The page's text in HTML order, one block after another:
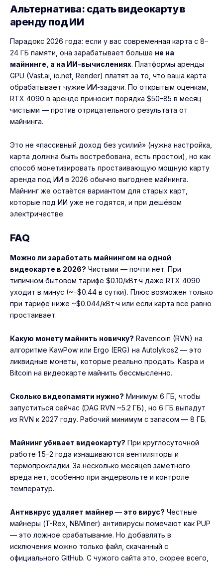
Альтернатива: сдать видеокарту в
аренду под ИИ
Парадокс 2026 года: если у вас современная карта с 8–
24 ГБ памяти, она зарабатывает больше не на
майнинге, а на ИИ-вычислениях. Платформы аренды
GPU (Vast.ai, io.net, Render) платят за то, что ваша карта
обрабатывает чужие ИИ-задачи. По открытым оценкам,
RTX 4090 в аренде приносит порядка $50–85 в месяц
чистыми — против отрицательного результата от
майнинга.
Это не «пассивный доход без усилий» (нужна настройка,
карта должна быть востребована, есть простои), но как
способ монетизировать простаивающую мощную карту
аренда под ИИ в 2026 обычно выгоднее майнинга.
Майнинг же остаётся вариантом для старых карт,
которые под ИИ уже не годятся, и при дешёвом
электричестве.
FAQ
Можно ли заработать майнингом на одной
видеокарте в 2026? Чистыми — почти нет. При
типичном бытовом тарифе $0.10/кВт·ч даже RTX 4090
уходит в минус (~−$0.44 в сутки). Плюс возможен только
при тарифе ниже ~$0.044/кВт·ч или если карта всё равно
простаивает.
Какую монету майнить новичку? Ravencoin (RVN) на
алгоритме KawPow или Ergo (ERG) на Autolykos2 — это
ликвидные монеты, которые реально продать. Kaspa и
Bitcoin на видеокарте майнить бессмысленно.
Сколько видеопамяти нужно? Минимум 6 ГБ, чтобы
запуститься сейчас (DAG RVN ~5.2 ГБ), но 6 ГБ выпадут
из RVN к 2027 году. Рабочий минимум с запасом — 8 ГБ.
Майнинг убивает видеокарту? При круглосуточной
работе 1.5–2 года изнашиваются вентиляторы и
термопрокладки. За несколько месяцев заметного
вреда нет, особенно при андервольте и контроле
температур.
Антивирус удаляет майнер — это вирус? Честные
майнеры (T-Rex, NBMiner) антивирусы помечают как PUP
— это ложное срабатывание. Но добавлять в
исключения можно только файл, скачанный с
официального GitHub. С чужого сайта это, скорее всего,